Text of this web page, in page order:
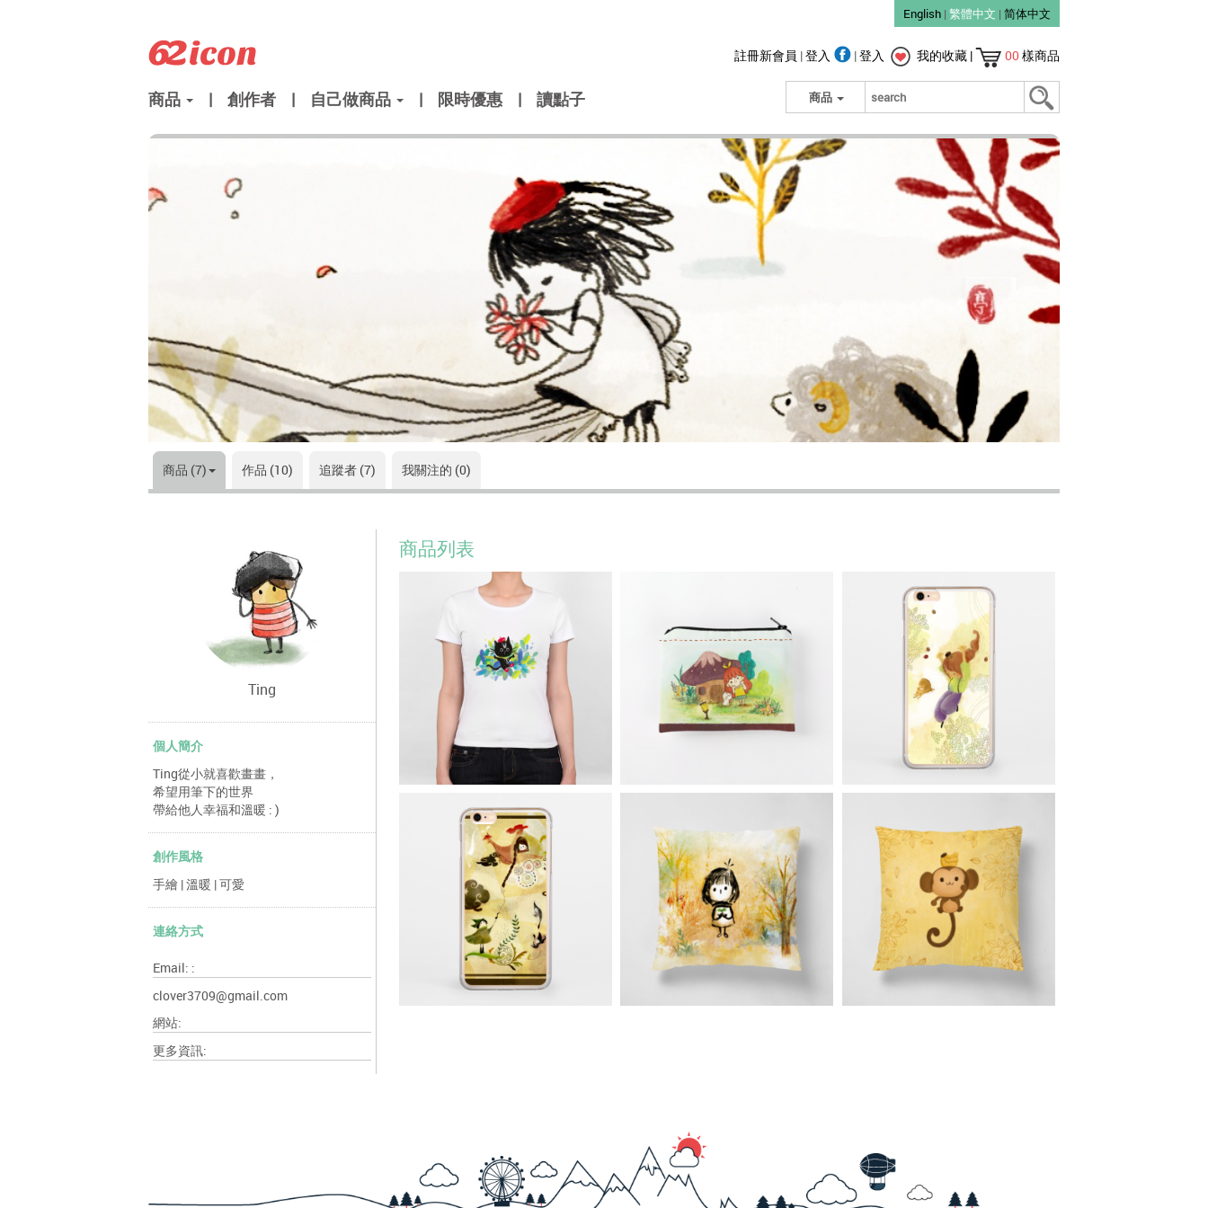
English | 繁體中文 | 简体中文
註冊新會員 |登入 |登入 我的收藏 | 00 樣商品
商品
商品 | 創作者 | 自己做商品 | 限時優惠 | 讀點子
商品 (7) 作品 (10) 追蹤者 (7) 我關注的 (0)
Ting
個人簡介
Ting從小就喜歡畫畫，
希望用筆下的世界
帶給他人幸福和溫暖 : )
創作風格
手繪 | 溫暖 | 可愛
連絡方式
Email: :
clover3709@gmail.com
網站:
更多資訊:
商品列表